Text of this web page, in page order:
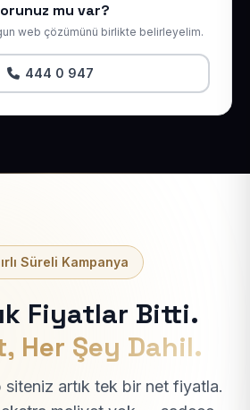
mu var?
web çözümünü birlikte belirleyelim.
444 0 947
Süreli Kampanya
Fiyatlar Bitti.
Her Şey Dahil.
artık tek bir net fiyatla.